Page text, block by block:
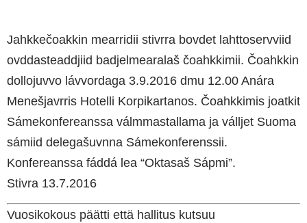
Jahkkečoakkin mearridii stivrra bovdet lahttoservviid
ovddasteaddjiid badjelmearalaš čoahkkimii. Čoahkkin
dollojuvvo lávvordaga 3.9.2016 dmu 12.00 Anára
Menešjavrris Hotelli Korpikartanos. Čoahkkimis joatkit
Sámekonfereanssa válmmastallama ja válljet Suoma
sámiid delegašuvnna Sámekonferenssii.
Konfereanssa fáddá lea “Oktasaš Sápmi”.
Stivra 13.7.2016
Vuosikokous päätti että hallitus kutsuu